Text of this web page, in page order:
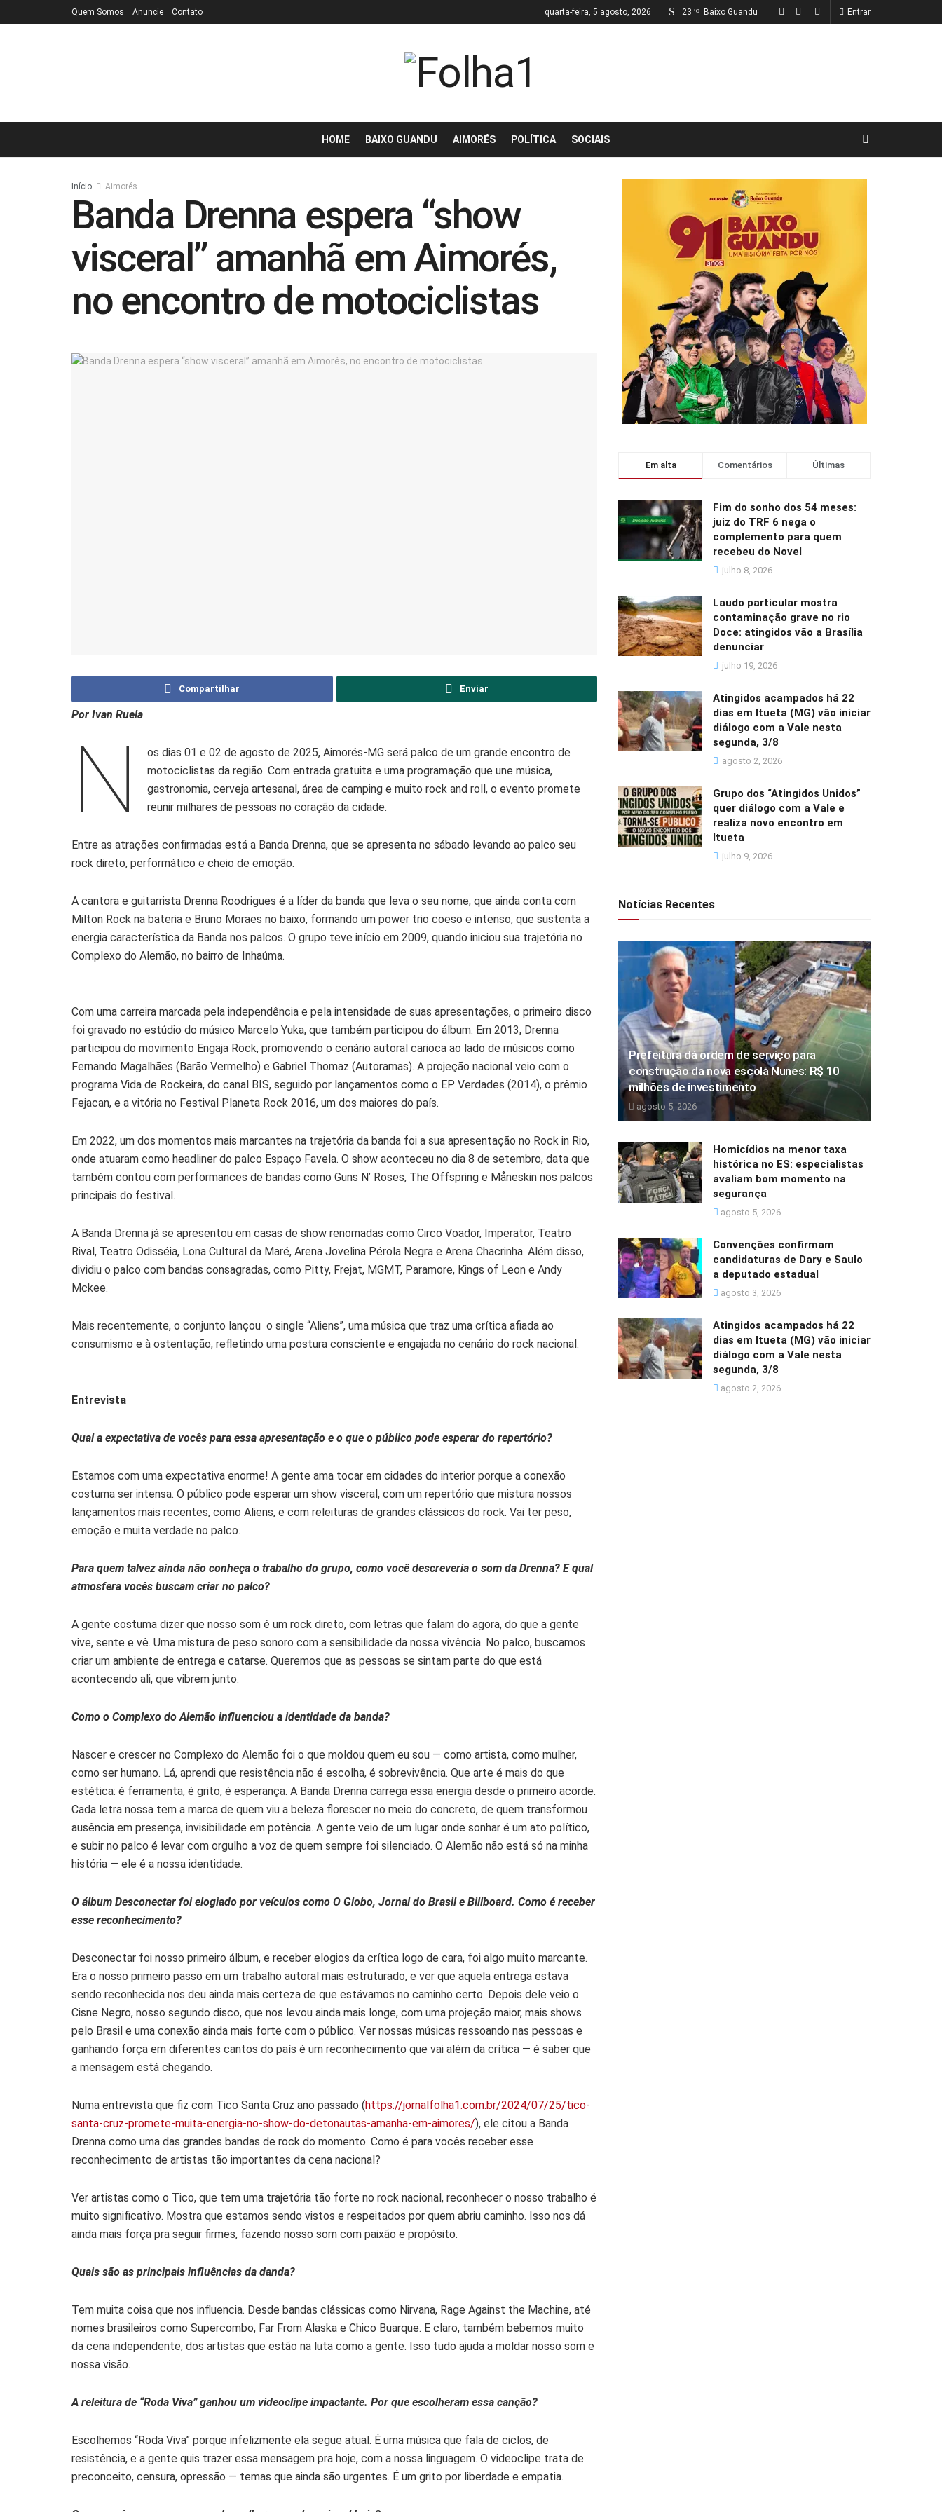
Quem Somos Anuncie Contato quarta-feira, 5 agosto, 2026 23 °C Baixo Guandu Entrar
HOME BAIXO GUANDU AIMORÉS POLÍTICA SOCIAIS
Início Aimorés
Banda Drenna espera “show
visceral” amanhã em Aimorés,
no encontro de motociclistas
Compartilhar Enviar
Por Ivan Ruela
N
os dias 01 e 02 de agosto de 2025, Aimorés-MG será palco de um grande encontro de
motociclistas da região. Com entrada gratuita e uma programação que une música,
gastronomia, cerveja artesanal, área de camping e muito rock and roll, o evento promete
reunir milhares de pessoas no coração da cidade.
Entre as atrações confirmadas está a Banda Drenna, que se apresenta no sábado levando ao palco seu
rock direto, performático e cheio de emoção.
A cantora e guitarrista Drenna Roodrigues é a líder da banda que leva o seu nome, que ainda conta com
Milton Rock na bateria e Bruno Moraes no baixo, formando um power trio coeso e intenso, que sustenta a
energia característica da Banda nos palcos. O grupo teve início em 2009, quando iniciou sua trajetória no
Complexo do Alemão, no bairro de Inhaúma.
Com uma carreira marcada pela independência e pela intensidade de suas apresentações, o primeiro disco
foi gravado no estúdio do músico Marcelo Yuka, que também participou do álbum. Em 2013, Drenna
participou do movimento Engaja Rock, promovendo o cenário autoral carioca ao lado de músicos como
Fernando Magalhães (Barão Vermelho) e Gabriel Thomaz (Autoramas). A projeção nacional veio com o
programa Vida de Rockeira, do canal BIS, seguido por lançamentos como o EP Verdades (2014), o prêmio
Fejacan, e a vitória no Festival Planeta Rock 2016, um dos maiores do país.
Em 2022, um dos momentos mais marcantes na trajetória da banda foi a sua apresentação no Rock in Rio,
onde atuaram como headliner do palco Espaço Favela. O show aconteceu no dia 8 de setembro, data que
também contou com performances de bandas como Guns N’ Roses, The Offspring e Måneskin nos palcos
principais do festival.
A Banda Drenna já se apresentou em casas de show renomadas como Circo Voador, Imperator, Teatro
Rival, Teatro Odisséia, Lona Cultural da Maré, Arena Jovelina Pérola Negra e Arena Chacrinha. Além disso,
dividiu o palco com bandas consagradas, como Pitty, Frejat, MGMT, Paramore, Kings of Leon e Andy
Mckee.
Mais recentemente, o conjunto lançou o single “Aliens”, uma música que traz uma crítica afiada ao
consumismo e à ostentação, refletindo uma postura consciente e engajada no cenário do rock nacional.
Entrevista
Qual a expectativa de vocês para essa apresentação e o que o público pode esperar do repertório?
Estamos com uma expectativa enorme! A gente ama tocar em cidades do interior porque a conexão
costuma ser intensa. O público pode esperar um show visceral, com um repertório que mistura nossos
lançamentos mais recentes, como Aliens, e com releituras de grandes clássicos do rock. Vai ter peso,
emoção e muita verdade no palco.
Para quem talvez ainda não conheça o trabalho do grupo, como você descreveria o som da Drenna? E qual
atmosfera vocês buscam criar no palco?
A gente costuma dizer que nosso som é um rock direto, com letras que falam do agora, do que a gente
vive, sente e vê. Uma mistura de peso sonoro com a sensibilidade da nossa vivência. No palco, buscamos
criar um ambiente de entrega e catarse. Queremos que as pessoas se sintam parte do que está
acontecendo ali, que vibrem junto.
Como o Complexo do Alemão influenciou a identidade da banda?
Nascer e crescer no Complexo do Alemão foi o que moldou quem eu sou — como artista, como mulher,
como ser humano. Lá, aprendi que resistência não é escolha, é sobrevivência. Que arte é mais do que
estética: é ferramenta, é grito, é esperança. A Banda Drenna carrega essa energia desde o primeiro acorde.
Cada letra nossa tem a marca de quem viu a beleza florescer no meio do concreto, de quem transformou
ausência em presença, invisibilidade em potência. A gente veio de um lugar onde sonhar é um ato político,
e subir no palco é levar com orgulho a voz de quem sempre foi silenciado. O Alemão não está só na minha
história — ele é a nossa identidade.
O álbum Desconectar foi elogiado por veículos como O Globo, Jornal do Brasil e Billboard. Como é receber
esse reconhecimento?
Desconectar foi nosso primeiro álbum, e receber elogios da crítica logo de cara, foi algo muito marcante.
Era o nosso primeiro passo em um trabalho autoral mais estruturado, e ver que aquela entrega estava
sendo reconhecida nos deu ainda mais certeza de que estávamos no caminho certo. Depois dele veio o
Cisne Negro, nosso segundo disco, que nos levou ainda mais longe, com uma projeção maior, mais shows
pelo Brasil e uma conexão ainda mais forte com o público. Ver nossas músicas ressoando nas pessoas e
ganhando força em diferentes cantos do país é um reconhecimento que vai além da crítica — é saber que
a mensagem está chegando.
Numa entrevista que fiz com Tico Santa Cruz ano passado (https://jornalfolha1.com.br/2024/07/25/tico-
santa-cruz-promete-muita-energia-no-show-do-detonautas-amanha-em-aimores/), ele citou a Banda
Drenna como uma das grandes bandas de rock do momento. Como é para vocês receber esse
reconhecimento de artistas tão importantes da cena nacional?
Ver artistas como o Tico, que tem uma trajetória tão forte no rock nacional, reconhecer o nosso trabalho é
muito significativo. Mostra que estamos sendo vistos e respeitados por quem abriu caminho. Isso nos dá
ainda mais força pra seguir firmes, fazendo nosso som com paixão e propósito.
Quais são as principais influências da danda?
Tem muita coisa que nos influencia. Desde bandas clássicas como Nirvana, Rage Against the Machine, até
nomes brasileiros como Supercombo, Far From Alaska e Chico Buarque. E claro, também bebemos muito
da cena independente, dos artistas que estão na luta como a gente. Isso tudo ajuda a moldar nosso som e
nossa visão.
A releitura de “Roda Viva” ganhou um videoclipe impactante. Por que escolheram essa canção?
Escolhemos “Roda Viva” porque infelizmente ela segue atual. É uma música que fala de ciclos, de
resistência, e a gente quis trazer essa mensagem pra hoje, com a nossa linguagem. O videoclipe trata de
preconceito, censura, opressão — temas que ainda são urgentes. É um grito por liberdade e empatia.
Em alta Comentários Últimas
Fim do sonho dos 54 meses:
juiz do TRF 6 nega o
complemento para quem
recebeu do Novel
julho 8, 2026
Laudo particular mostra
contaminação grave no rio
Doce: atingidos vão a Brasília
denunciar
julho 19, 2026
Atingidos acampados há 22
dias em Itueta (MG) vão iniciar
diálogo com a Vale nesta
segunda, 3/8
agosto 2, 2026
Grupo dos “Atingidos Unidos”
quer diálogo com a Vale e
realiza novo encontro em
Itueta
julho 9, 2026
Notícias Recentes
Prefeitura dá ordem de serviço para
construção da nova escola Nunes: R$ 10
milhões de investimento
agosto 5, 2026
Homicídios na menor taxa
histórica no ES: especialistas
avaliam bom momento na
segurança
agosto 5, 2026
Convenções confirmam
candidaturas de Dary e Saulo
a deputado estadual
agosto 3, 2026
Atingidos acampados há 22
dias em Itueta (MG) vão iniciar
diálogo com a Vale nesta
segunda, 3/8
agosto 2, 2026